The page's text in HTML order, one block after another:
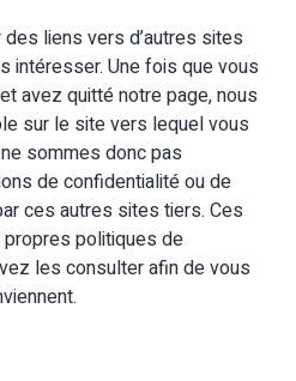
liens vers d’autres sites
intéresser. Une fois que vous
avez quitté notre page, nous
sur le site vers lequel vous
sommes donc pas
de confidentialité ou de
ces autres sites tiers. Ces
politiques de
les consulter afin de vous